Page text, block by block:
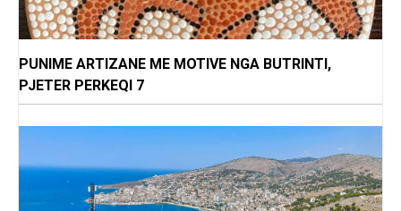
PUNIME ARTIZANE ME MOTIVE NGA BUTRINTI,
PJETER PERKEQI 7